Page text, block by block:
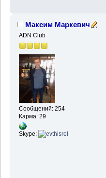
Максим Маркевич
ADN Club
Сообщений: 254
Карма: 29
Skype: